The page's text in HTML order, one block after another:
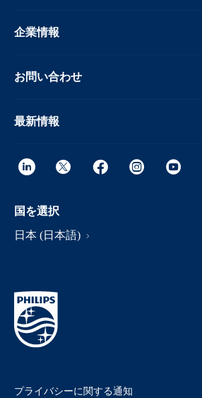
企業情報
お問い合わせ
最新情報
国を選択
日本 (日本語)
プライバシーに関する通知